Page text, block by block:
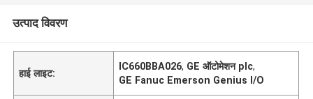
उत्पाद विवरण
हाई लाइट:
IC660BBA026, GE ऑटोमेशन plc,
GE Fanuc Emerson Genius I/O